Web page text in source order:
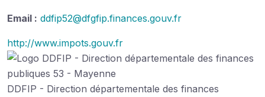
Email : ddfip52@dfgfip.finances.gouv.fr
http://www.impots.gouv.fr
DDFIP - Direction départementale des finances